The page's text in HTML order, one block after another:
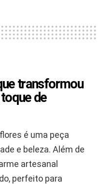
transformou
de
é uma peça
e beleza. Além de
artesanal
perfeito para